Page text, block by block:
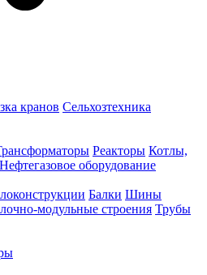
кранов Сельхозтехника
Реакторы Котлы,
Нефтегазовое оборудование
Балки Шины
модульные строения Трубы